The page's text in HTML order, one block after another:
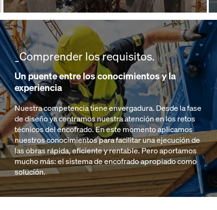
_Comprender los requisitos.
Un puente entre los conocimientos y la
experiencia
Nuestra competencia tiene envergadura. Desde la fase
de diseño ya centramos nuestra atención en los retos
técnicos del encofrado. En este momento aplicamos
nuestros conocimientos para facilitar una ejecución de
las obras rápida, eficiente y rentable. Pero aportamos
mucho más: el sistema de encofrado apropiado como
solución.